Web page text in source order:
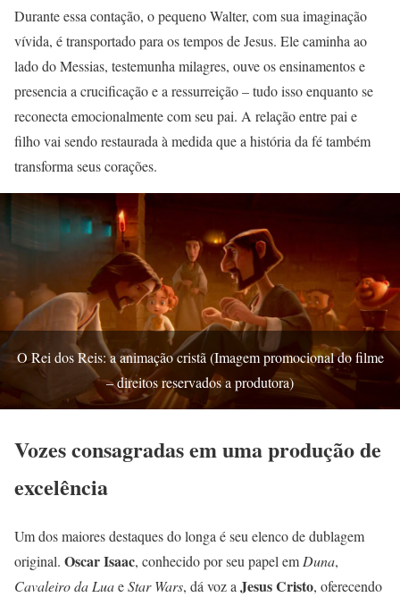
Durante essa contação, o pequeno Walter, com sua imaginação
vívida, é transportado para os tempos de Jesus. Ele caminha ao
lado do Messias, testemunha milagres, ouve os ensinamentos e
presencia a crucificação e a ressurreição – tudo isso enquanto se
reconecta emocionalmente com seu pai. A relação entre pai e
filho vai sendo restaurada à medida que a história da fé também
transforma seus corações.
O Rei dos Reis: a animação cristã (Imagem promocional do filme
– direitos reservados a produtora)
Vozes consagradas em uma produção de
excelência
Um dos maiores destaques do longa é seu elenco de dublagem
original. Oscar Isaac, conhecido por seu papel em Duna,
Cavaleiro da LuaeStar Wars, dá voz a Jesus Cristo, oferecendo